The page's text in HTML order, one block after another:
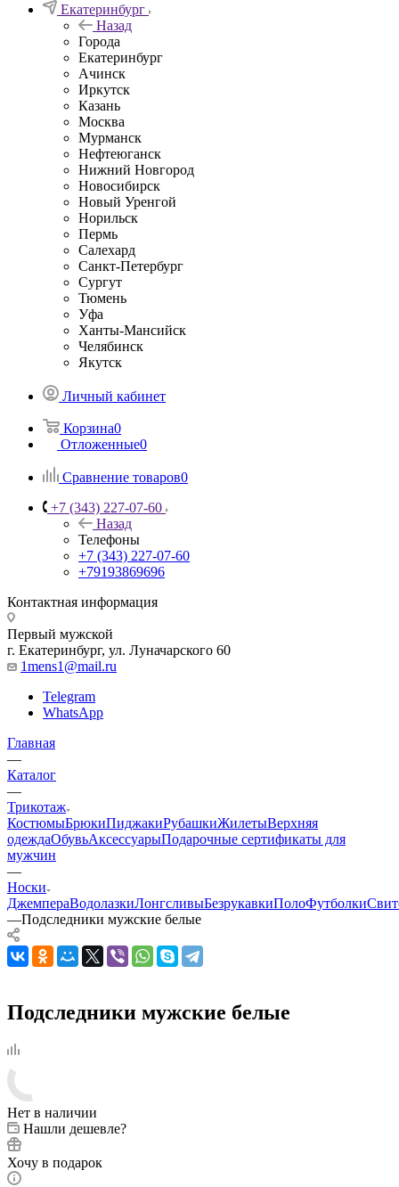
Екатеринбург
Назад
Города
Екатеринбург
Ачинск
Иркутск
Казань
Москва
Мурманск
Нефтеюганск
Нижний Новгород
Новосибирск
Новый Уренгой
Норильск
Пермь
Салехард
Санкт-Петербург
Сургут
Тюмень
Уфа
Ханты-Мансийск
Челябинск
Якутск
Личный кабинет
Корзина0
Отложенные0
Сравнение товаров0
+7 (343) 227-07-60
Назад
Телефоны
+7 (343) 227-07-60
+79193869696
Контактная информация
Первый мужской
г. Екатеринбург, ул. Луначарского 60
1mens1@mail.ru
Telegram
WhatsApp
Главная
—
Каталог
—
Трикотаж
КостюмыБрюкиПиджакиРубашкиЖилетыВерхняя
одеждаОбувьАксессуарыПодарочные сертификаты для
мужчин
—
Носки
ДжемпераВодолазкиЛонгсливыБезрукавкиПолоФутболки
—Подследники мужские белые
Подследники мужские белые
Нет в наличии
Нашли дешевле?
Хочу в подарок